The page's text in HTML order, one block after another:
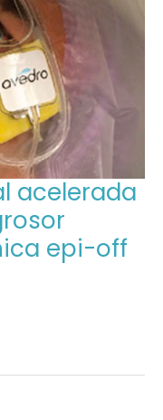
acelerada
epi-off